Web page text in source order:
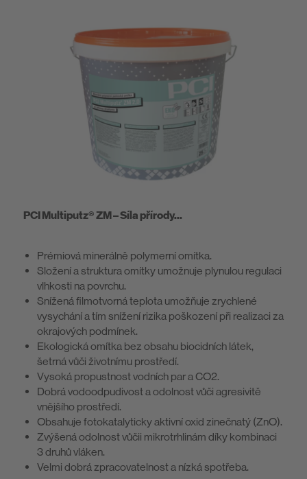
PCI Multiputz® ZM – Síla přírody...
Prémiová minerálně polymerní omítka.
Složení a struktura omítky umožnuje plynulou regulaci
vlhkosti na povrchu.
Snížená filmotvorná teplota umožňuje zrychlené
vysychání a tím snížení rizika poškození při realizaci za
okrajových podmínek.
Ekologická omítka bez obsahu biocidních látek,
šetrná vůči životnímu prostředí.
Vysoká propustnost vodních par a CO2.
Dobrá vodoodpudivost a odolnost vůči agresivitě
vnějšího prostředí.
Obsahuje fotokatalyticky aktivní oxid zinečnatý (ZnO).
Zvýšená odolnost vůčii mikrotrhlinám díky kombinaci
3 druhů vláken.
Velmi dobrá zpracovatelnost a nízká spotřeba.